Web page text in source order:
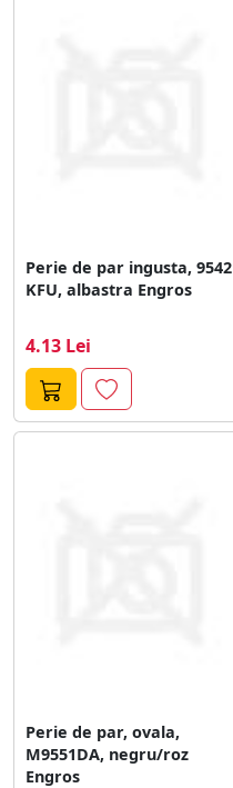
Perie de par ingusta, 9542
KFU, albastra Engros
4.13 Lei
Perie de par, ovala,
M9551DA, negru/roz
Engros